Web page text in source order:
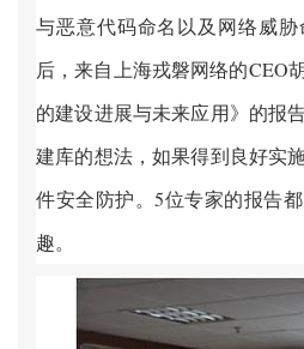
与恶意代码命名以及网络威
后，来自上海戎磐网络的CEO
的建设进展与未来应用》的报
建库的想法，如果得到良好实
件安全防护。5位专家的报告
趣。